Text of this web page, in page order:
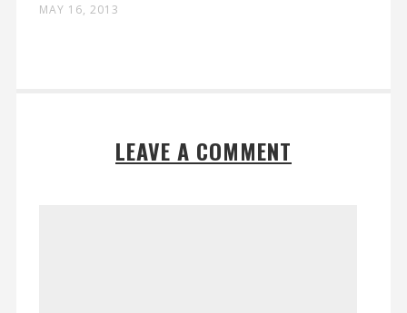
MAY 16, 2013
LEAVE A COMMENT